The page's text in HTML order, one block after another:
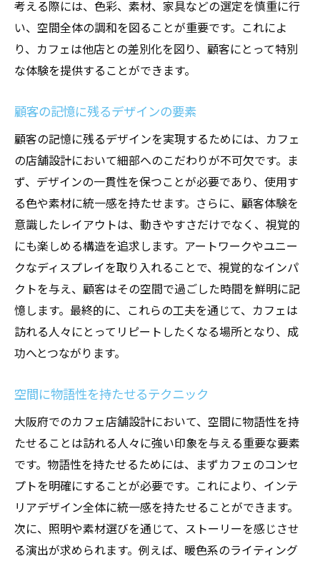
考える際には、色彩、素材、家具などの選定を慎重に行
い、空間全体の調和を図ることが重要です。これによ
り、カフェは他店との差別化を図り、顧客にとって特別
な体験を提供することができます。
顧客の記憶に残るデザインの要素
顧客の記憶に残るデザインを実現するためには、カフェ
の店舗設計において細部へのこだわりが不可欠です。ま
ず、デザインの一貫性を保つことが必要であり、使用す
る色や素材に統一感を持たせます。さらに、顧客体験を
意識したレイアウトは、動きやすさだけでなく、視覚的
にも楽しめる構造を追求します。アートワークやユニー
クなディスプレイを取り入れることで、視覚的なインパ
クトを与え、顧客はその空間で過ごした時間を鮮明に記
憶します。最終的に、これらの工夫を通じて、カフェは
訪れる人々にとってリピートしたくなる場所となり、成
功へとつながります。
空間に物語性を持たせるテクニック
大阪府でのカフェ店舗設計において、空間に物語性を持
たせることは訪れる人々に強い印象を与える重要な要素
です。物語性を持たせるためには、まずカフェのコンセ
プトを明確にすることが必要です。これにより、インテ
リアデザイン全体に統一感を持たせることができます。
次に、照明や素材選びを通じて、ストーリーを感じさせ
る演出が求められます。例えば、暖色系のライティング